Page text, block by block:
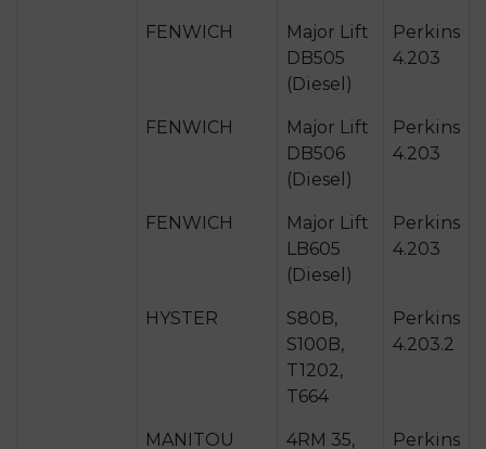
FENWICH
Major Lift
DB505
(Diesel)
Perkins
4.203
FENWICH
Major Lift
DB506
(Diesel)
Perkins
4.203
FENWICH
Major Lift
LB605
(Diesel)
Perkins
4.203
HYSTER
S80B,
S100B,
T1202,
T664
Perkins
4.203.2
MANITOU
4RM 35,
Perkins